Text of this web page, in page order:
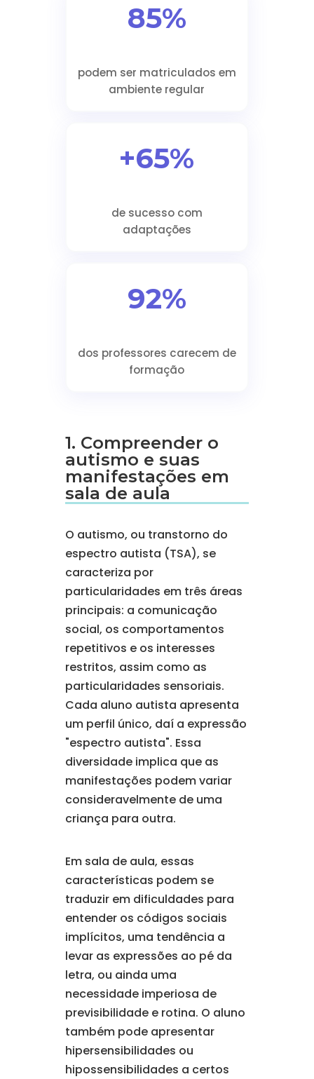
85%
podem ser matriculados em
ambiente regular
+65%
de sucesso com
adaptações
92%
dos professores carecem de
formação
1. Compreender o
autismo e suas
manifestações em
sala de aula
O autismo, ou transtorno do
espectro autista (TSA), se
caracteriza por
particularidades em três áreas
principais: a comunicação
social, os comportamentos
repetitivos e os interesses
restritos, assim como as
particularidades sensoriais.
Cada aluno autista apresenta
um perfil único, daí a expressão
"espectro autista". Essa
diversidade implica que as
manifestações podem variar
consideravelmente de uma
criança para outra.
Em sala de aula, essas
características podem se
traduzir em dificuldades para
entender os códigos sociais
implícitos, uma tendência a
levar as expressões ao pé da
letra, ou ainda uma
necessidade imperiosa de
previsibilidade e rotina. O aluno
também pode apresentar
hipersensibilidades ou
hipossensibilidades a certos